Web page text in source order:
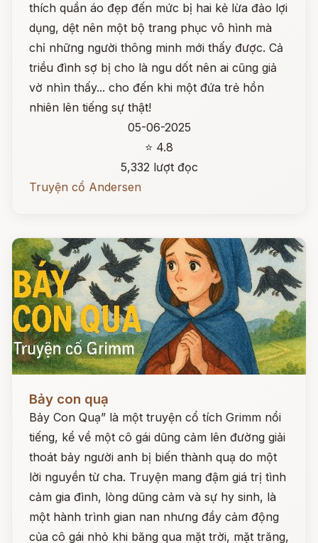
thích quần áo đẹp đến mức bị hai kẻ lừa đảo lợi
dụng, dệt nên một bộ trang phục vô hình mà
chỉ những người thông minh mới thấy được. Cả
triều đình sợ bị cho là ngu dốt nên ai cũng giả
vờ nhìn thấy... cho đến khi một đứa trẻ hồn
nhiên lên tiếng sự thật!
05-06-2025
⭐ 4.8
5,332 lượt đọc
Truyện cổ Andersen
Bảy con quạ
Bảy Con Quạ” là một truyện cổ tích Grimm nổi
tiếng, kể về một cô gái dũng cảm lên đường giải
thoát bảy người anh bị biến thành quạ do một
lời nguyền từ cha. Truyện mang đậm giá trị tình
cảm gia đình, lòng dũng cảm và sự hy sinh, là
một hành trình gian nan nhưng đầy cảm động
của cô gái nhỏ khi băng qua mặt trời, mặt trăng,